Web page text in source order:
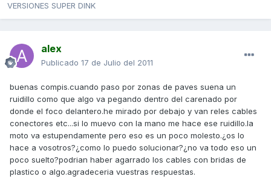
VERSIONES SUPER DINK
alex
Publicado 17 de Julio del 2011
buenas compis.cuando paso por zonas de paves suena un
ruidillo como que algo va pegando dentro del carenado por
donde el foco delantero.he mirado por debajo y van reles cables
conectores etc...si lo muevo con la mano me hace ese ruidillo.la
moto va estupendamente pero eso es un poco molesto.¿os lo
hace a vosotros?¿como lo puedo solucionar?¿no va todo eso un
poco suelto?podrian haber agarrado los cables con bridas de
plastico o algo.agradeceria vuestras respuestas.